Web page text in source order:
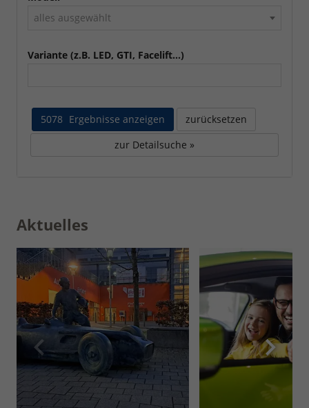
alles ausgewählt
Variante (z.B. LED, GTI, Facelift...)
5078 Ergebnisse anzeigen
zurücksetzen
zur Detailsuche »
Aktuelles